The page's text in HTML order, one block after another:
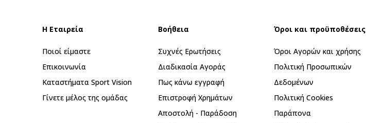
Η Εταιρεία
Ποιοί είμαστε
Επικοινωνία
Καταστήματα Sport Vision
Γίνετε μέλος της ομάδας
Βοήθεια
Συχνές Ερωτήσεις
Διαδικασία Αγοράς
Πως κάνω εγγραφή
Επιστροφή Xρημάτων
Αποστολή - Παράδοση
Όροι και προϋποθέσεις
Όροι Αγορών και χρήσης
Πολιτική Προσωπικών
Δεδομένων
Πολιτική Cookies
Παράπονα